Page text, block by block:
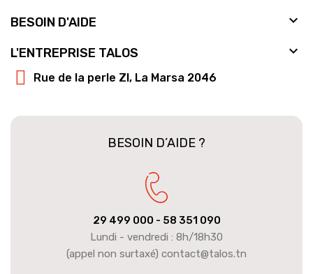
BESOIN D'AIDE 
L'ENTREPRISE TALOS 
Rue de la perle ZI, La Marsa 2046
BESOIN D’AIDE ?
29 499 000 - 58 351 090
Lundi - vendredi : 8h/18h30
(appel non surtaxé) contact@talos.tn